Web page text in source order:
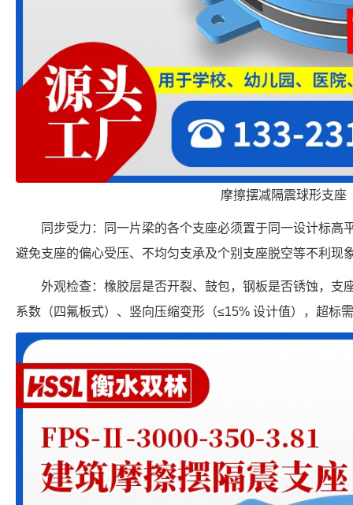
摩擦摆减隔震球形支座
同步受力：同一片梁的各个支座必须置于同一设计标高
避免支座的偏心受压、不均匀支承及个别支座脱空等不利现
外观检查：橡胶层是否开裂、鼓包，钢板是否锈蚀，支
系数（四氟板式）、竖向压缩变形（≤15% 设计值），超标